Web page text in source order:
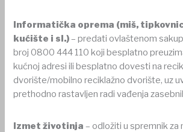
Informatička oprema (miš,
kućište i sl.)– predati ovlaštenom
broj 0800 444 110 koji besplatno
kućnoj adresi ili besplatno dovesti na
dvorište/mobilno reciklažno dvorište, uz
prethodno rastavljen radi vađenja
Izmet životinja – odložiti u spremnik za